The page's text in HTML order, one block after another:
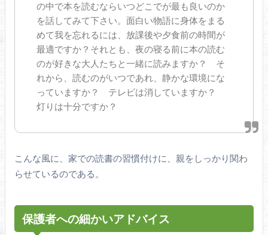
の中で本を読むならいつどこでが最も良いのか
を話してみて下さい。面白い物語に身体をまる
めて我を忘れるには、放課後や夕食前の時間が
最適ですか？それとも、夜の寝る前に本の読む
のが好きな大人たちと一緒に読みますか？ そ
れから、読むのがいつであれ、静かな環境にな
っていますか？ テレビは消していますか？
灯りは十分ですか？
こんな風に、家での読書の習慣付けに、親をしっかり関わ
らせているのである。
保護者への細かいアドバイス